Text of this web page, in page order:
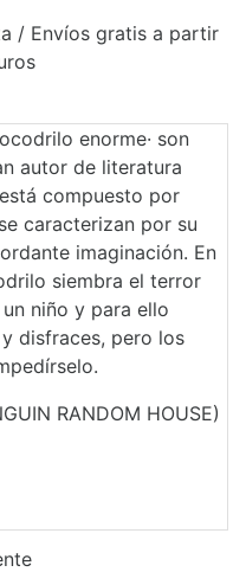
enorme· son
autor de literatura
compuesto por
caracterizan por su
imaginación. En
siembra el terror
niño y para ello
disfraces, pero los
RANDOM HOUSE)